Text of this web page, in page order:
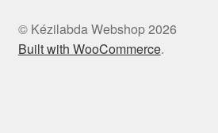
© Kézilabda Webshop 2026
Built with WooCommerce.